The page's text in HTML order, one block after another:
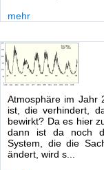
mehr
Atmosphäre im Jahr
ist, die verhindert,
bewirkt? Da es hier
dann ist da noch
System, die die
ändert, wird s...